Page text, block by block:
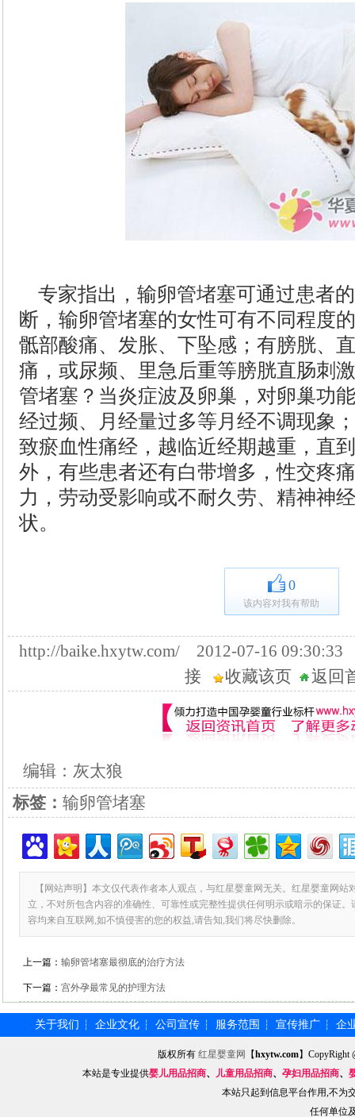
专家指出，输卵管堵塞可通过患者
断，输卵管堵塞的女性可有不同程度
骶部酸痛、发胀、下坠感；有膀胱、
痛，或尿频、里急后重等膀胱直肠刺
管堵塞？当炎症波及卵巢，对卵巢功
经过频、月经量过多等月经不调现象
致瘀血性痛经，越临近经期越重，直
外，有些患者还有白带增多，性交疼
力，劳动受影响或不耐久劳、精神神
状。
0
该内容对我有帮助
http://baike.hxytw.com/ 2012-07-16
接
收藏该页 返回
编辑：灰太狼
标签： 输卵管堵塞
【网站声明】本文仅代表作者本人观点，与红星婴童网无关。红星婴童网站
立，不对所包含内容的准确性、可靠性或完整性提供任何明示或暗示的保证
容均来自互联网,如不慎侵害的您的权益,请告知,我们将尽快删除。
上一篇： 输卵管堵塞最彻底的治疗方法
下一篇： 宫外孕最常见的护理方法
关于我们 ┆ 企业文化 ┆ 公司宣传 ┆ 服务范围 ┆ 宣传推广 ┆ 企
版权所有 红星婴童网 【hxytw.com】CopyRight
本站是专业提供婴儿用品招商、 儿童用品招商、 孕妇用品招商、
本站只起到信息平台作用,不为
任何单位